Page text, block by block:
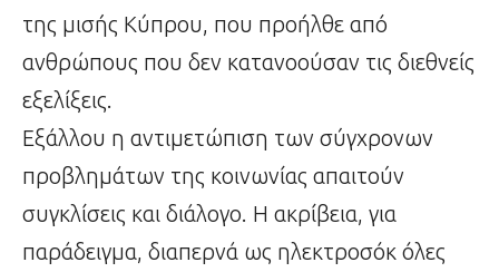
της μισής Κύπρου, που προήλθε από
ανθρώπους που δεν κατανοούσαν τις διεθνείς
εξελίξεις.
Εξάλλου η αντιμετώπιση των σύγχρονων
προβλημάτων της κοινωνίας απαιτούν
συγκλίσεις και διάλογο. Η ακρίβεια, για
παράδειγμα, διαπερνά ως ηλεκτροσόκ όλες